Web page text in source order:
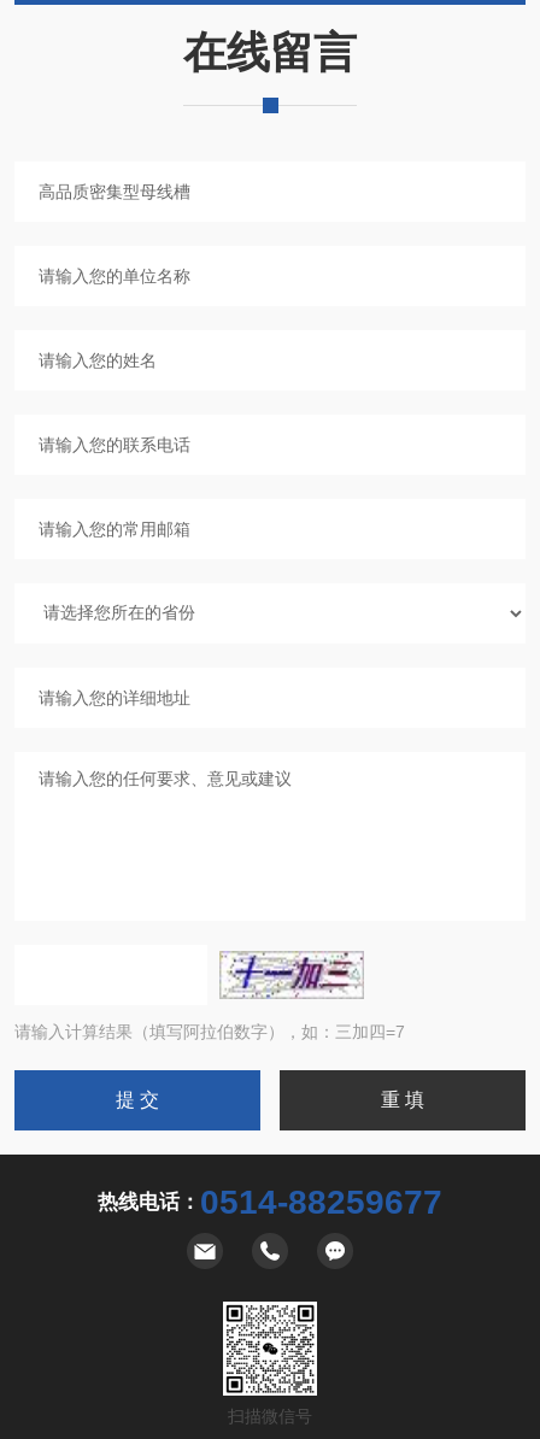
在线留言
请输入计算结果（填写阿拉伯数字），如：三加四=7
热线电话： 0514-88259677
扫描微信号